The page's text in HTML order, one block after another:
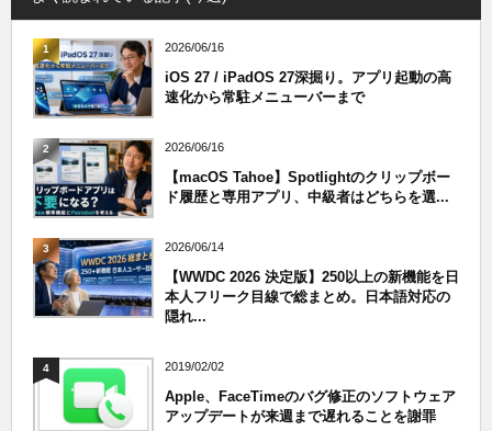
1 2026/06/16
iOS 27 / iPadOS 27深掘り。アプリ起動の高
速化から常駐メニューバーまで
2 2026/06/16
【macOS Tahoe】Spotlightのクリップボー
ド履歴と専用アプリ、中級者はどちらを選...
3 2026/06/14
【WWDC 2026 決定版】250以上の新機能を日
本人フリーク目線で総まとめ。日本語対応の
隠れ...
4 2019/02/02
Apple、FaceTimeのバグ修正のソフトウェア
アップデートが来週まで遅れることを謝罪